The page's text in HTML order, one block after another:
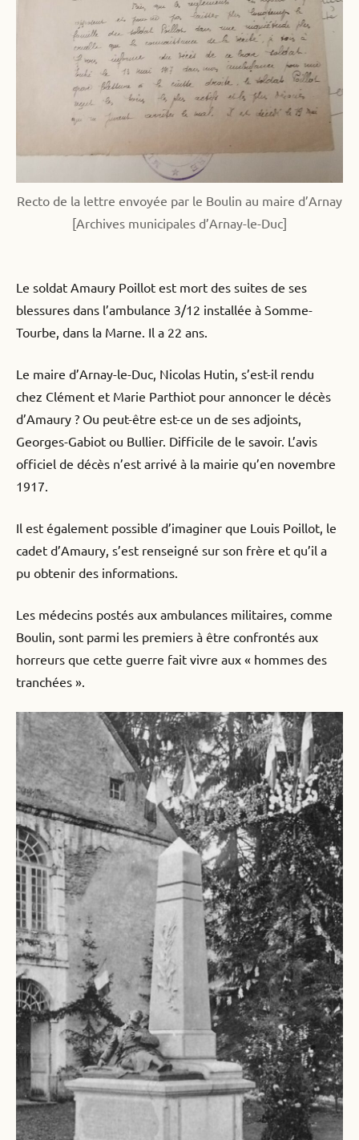
Recto de la lettre envoyée par le Boulin au maire d’Arnay
[Archives municipales d’Arnay-le-Duc]
Le soldat Amaury Poillot est mort des suites de ses
blessures dans l’ambulance 3/12 installée à Somme-
Tourbe, dans la Marne. Il a 22 ans.
Le maire d’Arnay-le-Duc, Nicolas Hutin, s’est-il rendu
chez Clément et Marie Parthiot pour annoncer le décès
d’Amaury ? Ou peut-être est-ce un de ses adjoints,
Georges-Gabiot ou Bullier. Difficile de le savoir. L’avis
officiel de décès n’est arrivé à la mairie qu’en novembre
1917.
Il est également possible d’imaginer que Louis Poillot, le
cadet d’Amaury, s’est renseigné sur son frère et qu’il a
pu obtenir des informations.
Les médecins postés aux ambulances militaires, comme
Boulin, sont parmi les premiers à être confrontés aux
horreurs que cette guerre fait vivre aux « hommes des
tranchées ».